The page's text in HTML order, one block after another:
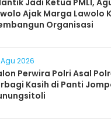
Ajak Marga Lawolo
Organisasi
2026
Perwira Polri Asal
Kasih di Panti